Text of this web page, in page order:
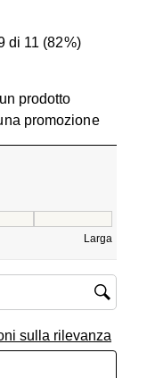
di 11 (82%)
prodotto
promozione
Larga
sulla rilevanza